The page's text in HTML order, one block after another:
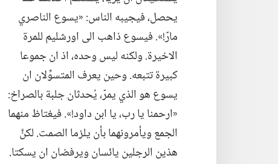
يحصل،‏ فيجيبه الناس:‏ «يسوع الناصري
مارّ!‏».‏ فيسوع ذاهب الى اورشليم للمرة
الاخيرة.‏ ولكنه ليس وحده،‏ اذ ان جموعا
كبيرة تتبعه.‏ وحين يعرف المتسوِّلان ان
يسوع هو الذي يمرّ،‏ يُحدثان جلبة بالصراخ:‏
«ارحمنا يا رب،‏ يا ابن داود!‏».‏ فيغتاظ منهما
الجمع ويأمرونهما بأن يلزما الصمت.‏ لكنَّ
هذين الرجلين يائسان ويرفضان ان يسكتا.‏